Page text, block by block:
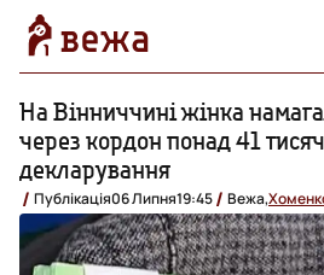
На Вінниччині жінка
через кордон понад 41
декларування
Публікація06 Липня19:45 Вежа,